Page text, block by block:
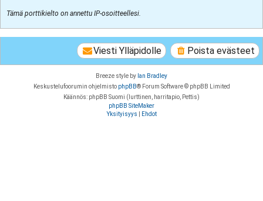
Tämä porttikielto on annettu IP-osoitteellesi.
Poista evästeet
Viesti Ylläpidolle
Breeze style by Ian Bradley
Keskustelufoorumin ohjelmisto phpBB® Forum Software © phpBB Limited
Käännös: phpBB Suomi (lurttinen, harritapio, Pettis)
phpBB SiteMaker
Yksityisyys
Ehdot